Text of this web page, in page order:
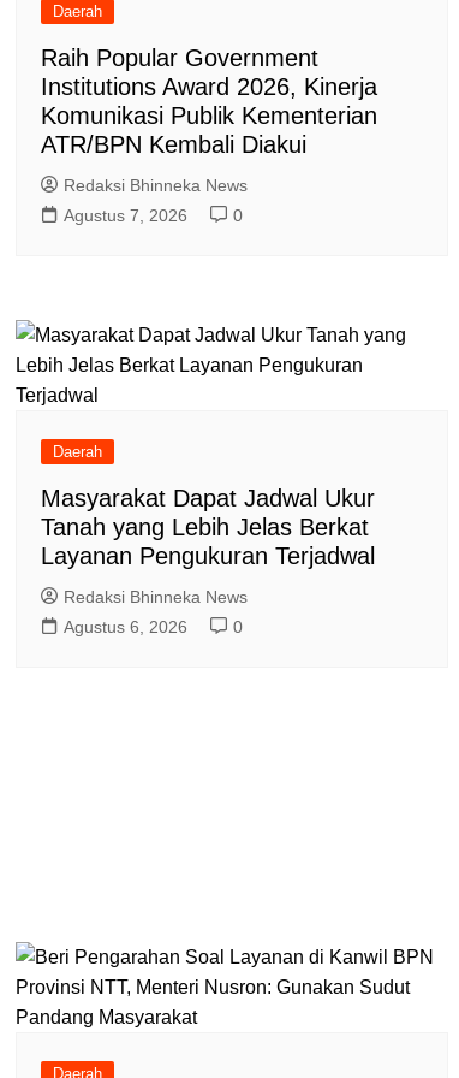
Daerah
Raih Popular Government
Institutions Award 2026, Kinerja
Komunikasi Publik Kementerian
ATR/BPN Kembali Diakui
Redaksi Bhinneka News
Agustus 7, 2026
0
Daerah
Masyarakat Dapat Jadwal Ukur
Tanah yang Lebih Jelas Berkat
Layanan Pengukuran Terjadwal
Redaksi Bhinneka News
Agustus 6, 2026
0
Daerah